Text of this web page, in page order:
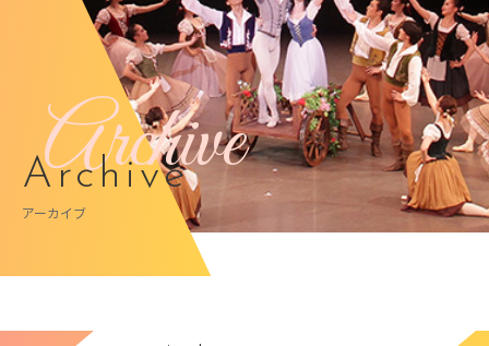
Archive
Archive
アーカイブ